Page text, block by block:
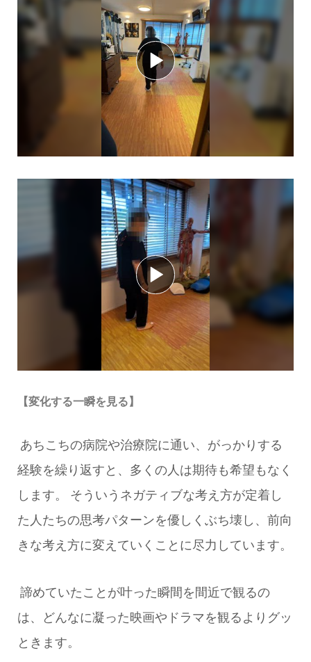
【変化する一瞬を見る】
あちこちの病院や治療院に通い、がっかりする
経験を繰り返すと、多くの人は期待も希望もなく
します。
そういうネガティブな考え方が定着し
た人たちの思考パターンを優しくぶち壊し、前向
きな考え方に変えていくことに尽力しています。
諦めていたことが叶った瞬間を間近で観るの
は、どんなに凝った映画やドラマを観るよりグッ
ときます。